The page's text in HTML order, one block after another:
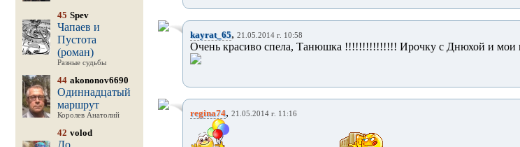
45 Spev
Чапаев и
Пустота
(роман)
Разные судьбы
44 akononov6690
Одиннадцатый
маршрут
Королев Анатолий
42 volod
До
kayrat_65, 21.05.2014 г. 10:58
Очень красиво спела, Танюшка !!!!!!!!!!!!!!! Ирочку с Днюхой и
regina74, 21.05.2014 г. 11:16